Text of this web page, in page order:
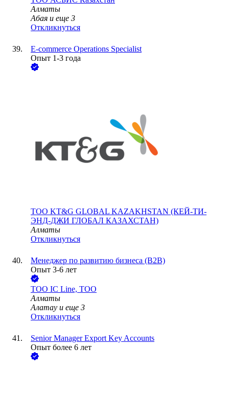
Алматы
Абая и еще 3
Откликнуться
E-commerce Operations Specialist
Опыт 1-3 года
ТОО KT&G GLOBAL KAZAKHSTAN (КЕЙ-ТИ-
ЭНД-ДЖИ ГЛОБАЛ КАЗАХСТАН)
Алматы
Откликнуться
Менеджер по развитию бизнеса (B2B)
Опыт 3-6 лет
ТОО IC Line, ТОО
Алматы
Алатау и еще 3
Откликнуться
Senior Manager Export Key Accounts
Опыт более 6 лет